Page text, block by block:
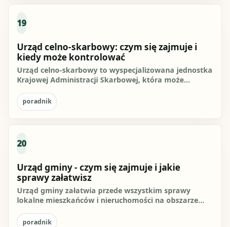
19
Urząd celno-skarbowy: czym się zajmuje i
kiedy może kontrolować
Urząd celno-skarbowy to wyspecjalizowana jednostka
Krajowej Administracji Skarbowej, która może
poradnik
20
Urząd gminy - czym się zajmuje i jakie
sprawy załatwisz
Urząd gminy załatwia przede wszystkim sprawy
lokalne mieszkańców i nieruchomości na obszarze
poradnik